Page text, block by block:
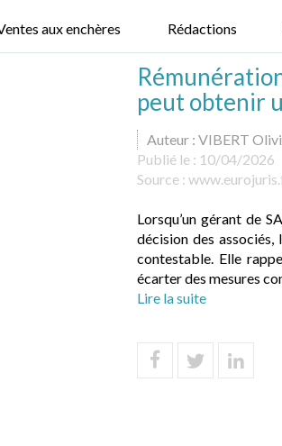
aux enchères Rédactions
peut obtenir
Auteur : VIBERT
Publié le : 10/04/2026
Source :
Lorsqu’un gérant de
décision des associés,
contestable. Elle
écarter des mesures
Lire la suite